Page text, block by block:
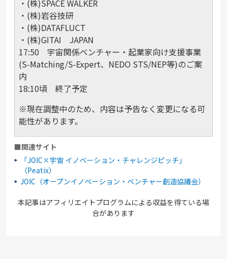
・(株)SPACE WALKER
・(株)岩谷技研
・(株)DATAFLUCT
・(株)GITAI JAPAN
17:50 宇宙関係ベンチャー・起業家向け支援事業
(S-Matching/S-Expert、NEDO STS/NEP等)のご案
内
18:10頃 終了予定
※現在調整中のため、内容は予告なく変更になる可
能性があります。
■関連サイト
「JOIC×宇宙 イノベーション・チャレンジピッチ」
（Peatix）
JOIC（オープンイノベーション・ベンチャー創造協議会）
本記事はアフィリエイトプログラムによる収益を得ている場
合があります